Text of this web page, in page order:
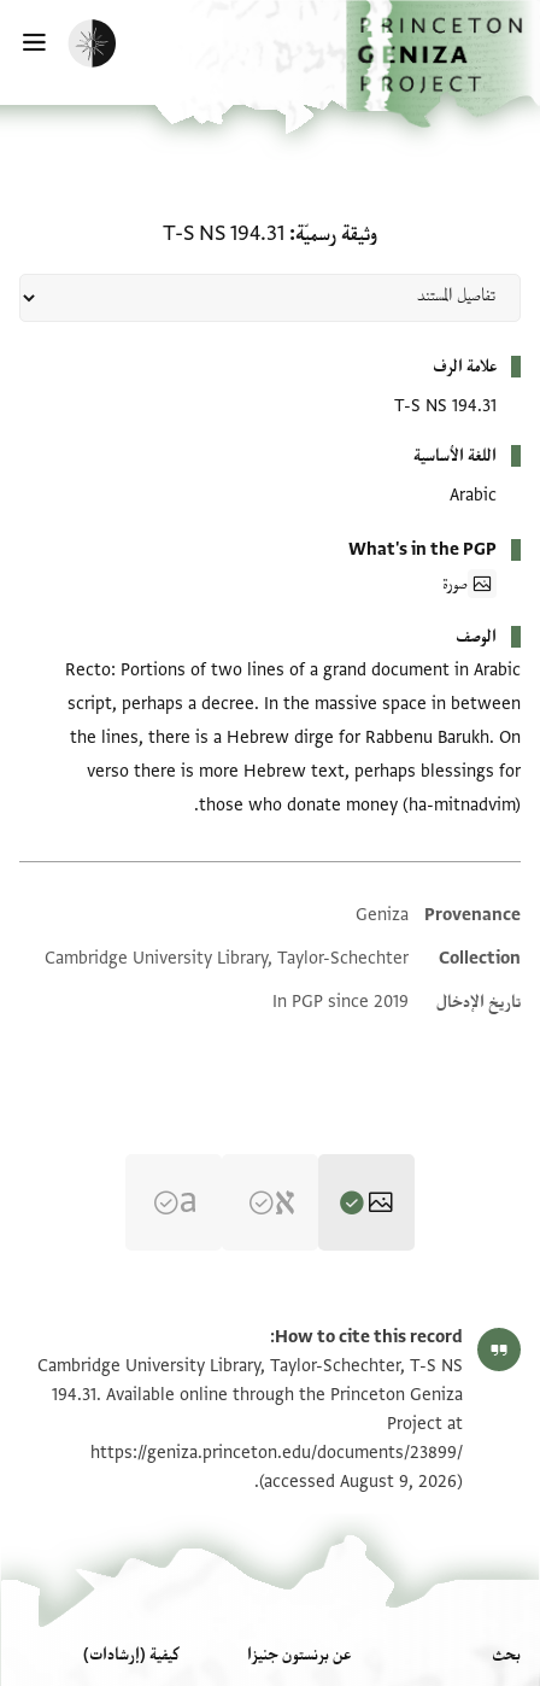
إلى المحتوى الرئيسي
الرئيسية
تفعيل الوضع المظلم
وثيقة رسميّة T-S NS 194.31
علامة الرف
T-S NS 194.31
اللغة الأساسية
Arabic
What's in the PGP
صورة
الوصف
Recto: Portions of two lines of a grand document in Arabic
script, perhaps a decree. In the massive space in between
the lines, there is a Hebrew dirge for Rabbenu Barukh. On
verso there is more Hebrew text, perhaps blessings for
those who donate money (ha-mitnadvim).
Additional metadata
Provenance
Geniza
Collection
Cambridge University Library, Taylor-Schechter
تاريخ الإدخال
In PGP since 2019
T-S NS 194.31 1v تكبير و تدوير
بيان أذونات الصورة
How to cite this record:
Cambridge University Library, Taylor-Schechter, T-S NS
194.31. Available online through the Princeton Geniza
Project at
https://geniza.princeton.edu/documents/23899/
(accessed August 9, 2026).
بحث عن برنستون جنيزا كيفية (إرشادات)